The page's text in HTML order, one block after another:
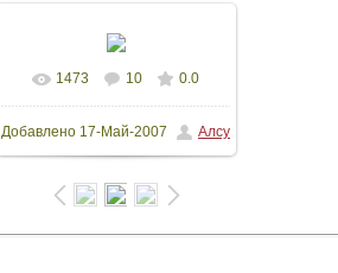
В реальном размере
768x1024/ 26.0Kb
1473 10 0.0
Добавлено 17-Май-2007 Алсу